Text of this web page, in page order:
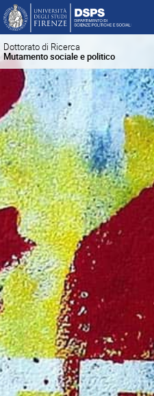
Dottorato di Ricerca
Mutamento sociale e politico